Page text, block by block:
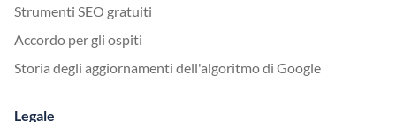
Strumenti SEO gratuiti
Accordo per gli ospiti
Storia degli aggiornamenti dell'algoritmo di Google
Legale